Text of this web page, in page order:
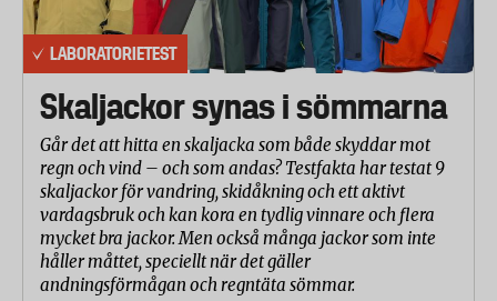
Friktionen mot banan mättes genom att samtliga
bollar sköts med samma hastighet (30 m/s) i en
mot banans underlag bestämdes genom att mäta
skillnaden mellan bollens ingångshastighet (innan
studsen) och utgångshastighet (efter studsen).
Friktionen är en kombination av bollens hårdhet
(kompression) och filtens komposition och
tjocklek. Samtliga bollar får en ökad friktion mot
banans underlag efter utmattningsprovningen.
LABORATORIETEST
Skaljackor synas i sömmarna
Går det att hitta en skaljacka som både skyddar mot
regn och vind – och som andas? Testfakta har testat 9
skaljackor för vandring, skidåkning och ett aktivt
vardagsbruk och kan kora en tydlig vinnare och flera
mycket bra jackor. Men också många jackor som inte
håller måttet, speciellt när det gäller
andningsförmågan och regntäta sömmar.